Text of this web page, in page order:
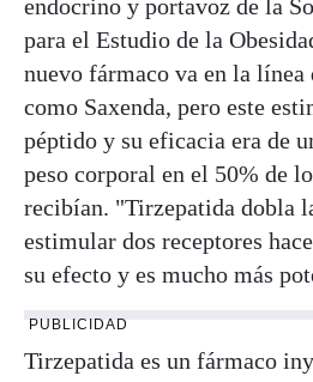
endocrino y portavoz de la
para el Estudio de la
nuevo fármaco va en la línea
como Saxenda, pero este
péptido y su eficacia era de
peso corporal en el 50% de
recibían. "Tirzepatida dobla
estimular dos receptores
su efecto y es mucho más
PUBLICIDAD
Tirzepatida es un fármaco